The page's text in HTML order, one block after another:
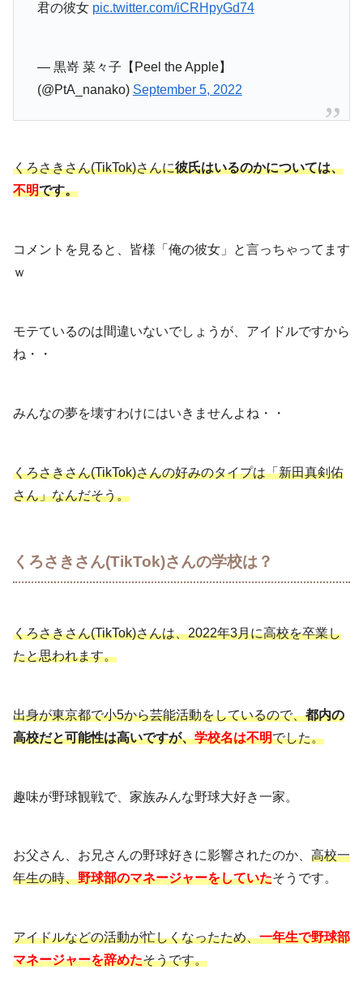
君の彼女 pic.twitter.com/iCRHpyGd74
— 黒嵜 菜々子【Peel the Apple】
(@PtA_nanako) September 5, 2022
くろさきさん(TikTok)さんに彼氏はいるのかについては、
不明です。
コメントを見ると、皆様「俺の彼女」と言っちゃってます
ｗ
モテているのは間違いないでしょうが、アイドルですから
ね・・
みんなの夢を壊すわけにはいきませんよね・・
くろさきさん(TikTok)さんの好みのタイプは「新田真剣佑
さん」なんだそう。
くろさきさん(TikTok)さんの学校は？
くろさきさん(TikTok)さんは、2022年3月に高校を卒業し
たと思われます。
出身が東京都で小5から芸能活動をしているので、都内の
高校だと可能性は高いですが、学校名は不明でした。
趣味が野球観戦で、家族みんな野球大好き一家。
お父さん、お兄さんの野球好きに影響されたのか、 高校一
年生の時、野球部のマネージャーをしていたそうです。
アイドルなどの活動が忙しくなったため、一年生で野球部
マネージャーを辞めたそうです。